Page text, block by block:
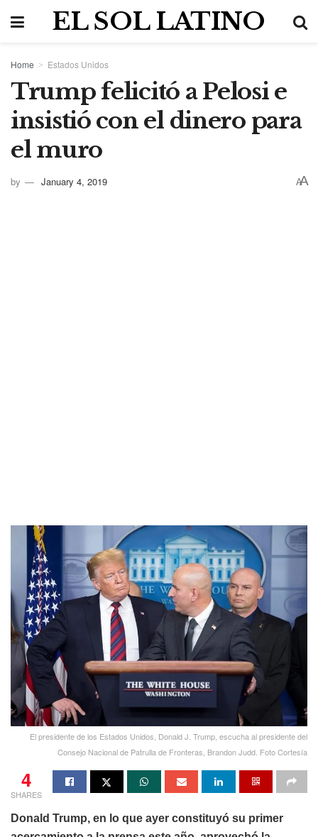
EL SOL LATINO
Home Estados Unidos
Trump felicitó a Pelosi e
insistió con el dinero para
el muro
by January 4, 2019 AA
El presidente de los Estados Unidos, Donald J. Trump, escucha al presidente del
Consejo Nacional de Patrulla de Fronteras, Brandon Judd. Foto Cortesía
4
SHARES
Donald Trump, en lo que ayer constituyó su primer